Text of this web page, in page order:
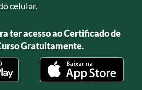
celular.
ter acesso ao Certificado de
Gratuitamente.